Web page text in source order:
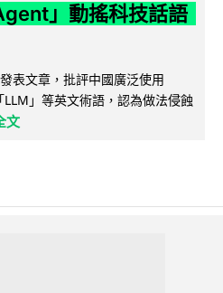
」動搖科技話語
表文章，批評中國廣泛使用
LLM」等英文術語，認為做法侵蝕
文